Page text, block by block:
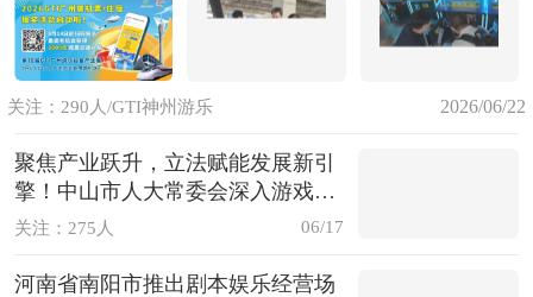
关注：290人/GTI神州游乐 2026/06/22
聚焦产业跃升，立法赋能发展新引
擎！中山市人大常委会深入游戏游
艺产业园区开展专题调研
关注：275人 06/17
河南省南阳市推出剧本娱乐经营场